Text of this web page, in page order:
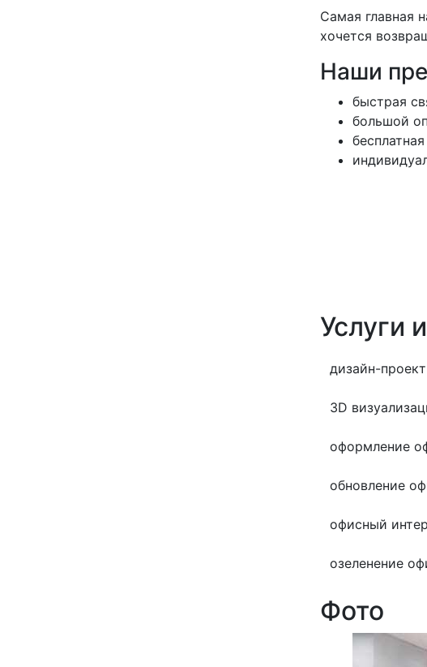
Самая главная
хочется
Наши
быстрая
большой
Услуги
дизайн-
3D
оформление
обновление
офисный
озеленение
Фото